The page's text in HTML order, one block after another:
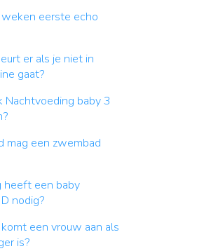
eerste echo
er als je niet in
gaat?
Nachtvoeding baby 3
mag een zwembad
heeft een baby
nodig?
een vrouw aan als
is?